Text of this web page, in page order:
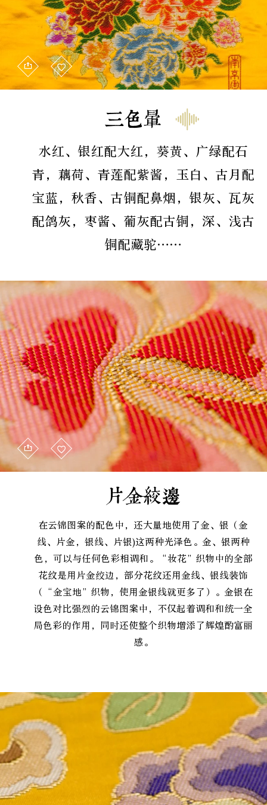
三色晕
水红、银红配大红，葵黄、广绿配石
青，藕荷、青莲配紫酱，玉白、古月配
宝蓝，秋香、古铜配鼻烟，银灰、瓦灰
配鸽灰，枣酱、葡灰配古铜，深、浅古
铜配藏驼……
片金绞边
在云锦图案的配色中，还大量地使用了金、银（金
线、片金，银线、片银)这两种光泽色。金、银两种
色，可以与任何色彩相调和。“妆花”织物中的全部
花纹是用片金绞边，部分花纹还用金线、银线装饰
（“金宝地”织物，使用金银线就更多了）。金银在
设色对比强烈的云锦图案中，不仅起着调和和统一全
局色彩的作用，同时还使整个织物增添了辉煌酌富丽
感。